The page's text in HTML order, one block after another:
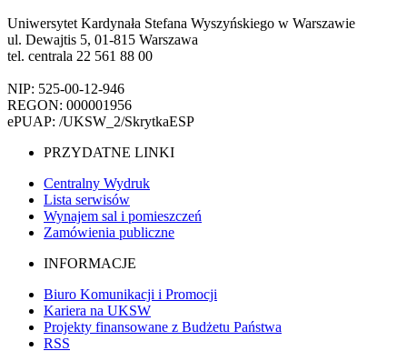
Uniwersytet Kardynała Stefana Wyszyńskiego w Warszawie
ul. Dewajtis 5, 01-815 Warszawa
tel. centrala 22 561 88 00
NIP: 525-00-12-946
REGON: 000001956
ePUAP: /UKSW_2/SkrytkaESP
PRZYDATNE LINKI
Centralny Wydruk
Lista serwisów
Wynajem sal i pomieszczeń
Zamówienia publiczne
INFORMACJE
Biuro Komunikacji i Promocji
Kariera na UKSW
Projekty finansowane z Budżetu Państwa
RSS